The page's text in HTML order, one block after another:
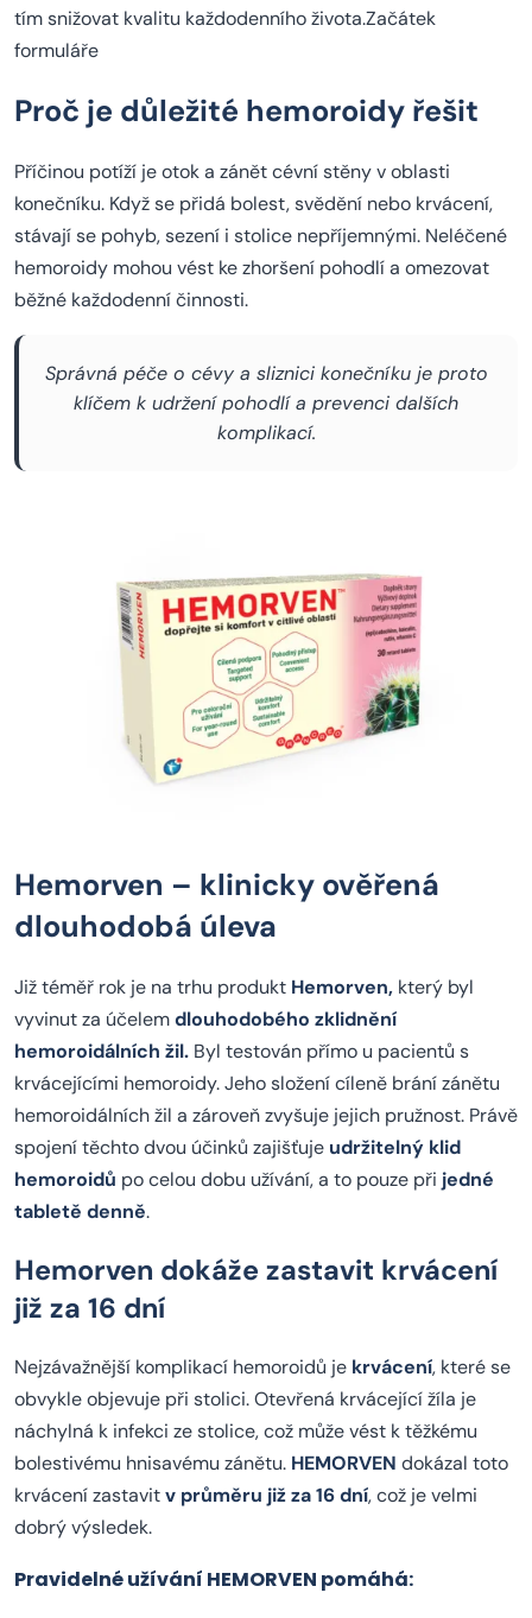
tím snižovat kvalitu každodenního života.Začátek
formuláře
Proč je důležité hemoroidy řešit
Příčinou potíží je otok a zánět cévní stěny v oblasti
konečníku. Když se přidá bolest, svědění nebo krvácení,
stávají se pohyb, sezení i stolice nepříjemnými. Neléčené
hemoroidy mohou vést ke zhoršení pohodlí a omezovat
běžné každodenní činnosti.
Správná péče o cévy a sliznici konečníku je proto
klíčem k udržení pohodlí a prevenci dalších
komplikací.
Hemorven – klinicky ověřená
dlouhodobá úleva
Již téměř rok je na trhu produkt Hemorven, který byl
vyvinut za účelemdlouhodobého zklidnění
hemoroidálních žil. Byl testován přímo u pacientů s
krvácejícími hemoroidy. Jeho složení cíleně brání zánětu
hemoroidálních žil a zároveň zvyšuje jejich pružnost. Právě
spojení těchto dvou účinků zajišťuje udržitelný klid
hemoroidů po celou dobu užívání, a to pouze při jedné
tabletě denně.
Hemorven dokáže zastavit krvácení
již za 16 dní
Nejzávažnější komplikací hemoroidů je krvácení, které se
obvykle objevuje při stolici. Otevřená krvácející žíla je
náchylná k infekci ze stolice, což může vést k těžkému
bolestivému hnisavému zánětu. HEMORVEN dokázal toto
krvácení zastavitv průměru již za 16 dní, což je velmi
dobrý výsledek.
Pravidelné užívání HEMORVEN pomáhá: